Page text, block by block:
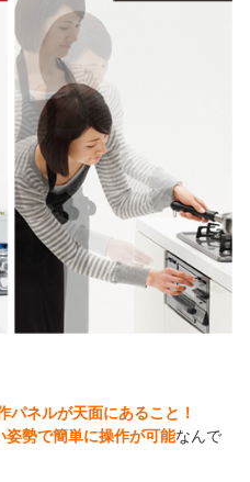
パネルが天面にあること！
姿勢で簡単に操作が可能なんで